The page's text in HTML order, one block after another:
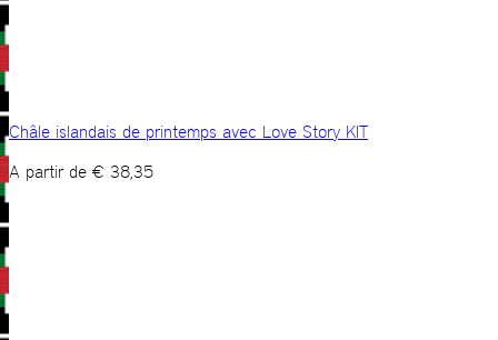
Châle islandais de printemps avec Love Story KIT
A partir de € 38,35